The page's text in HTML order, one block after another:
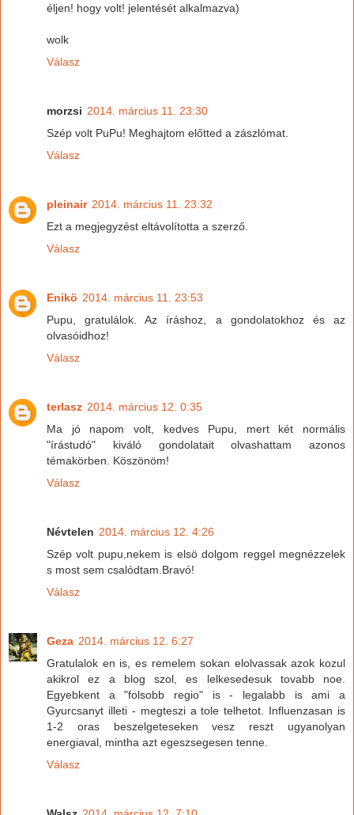
éljen! hogy volt! jelentését alkalmazva)
wolk
Válasz
morzsi 2014. március 11. 23:30
Szép volt PuPu! Meghajtom előtted a zászlómat.
Válasz
pleinair 2014. március 11. 23:32
Ezt a megjegyzést eltávolította a szerző.
Válasz
Enikö 2014. március 11. 23:53
Pupu, gratulálok. Az íráshoz, a gondolatokhoz és az
olvasóidhoz!
Válasz
terlasz 2014. március 12. 0:35
Ma jó napom volt, kedves Pupu, mert két normális
"írástudó" kiváló gondolatait olvashattam azonos
témakörben. Köszönöm!
Válasz
Névtelen 2014. március 12. 4:26
Szép volt pupu,nekem is elsö dolgom reggel megnézzelek
s most sem csalódtam.Bravó!
Válasz
Geza 2014. március 12. 6:27
Gratulalok en is, es remelem sokan elolvassak azok kozul
akikrol ez a blog szol, es lelkesedesuk tovabb noe.
Egyebkent a "folsobb regio" is - legalabb is ami a
Gyurcsanyt illeti - megteszi a tole telhetot. Influenzasan is
1-2 oras beszelgeteseken vesz reszt ugyanolyan
energiaval, mintha azt egeszsegesen tenne.
Válasz